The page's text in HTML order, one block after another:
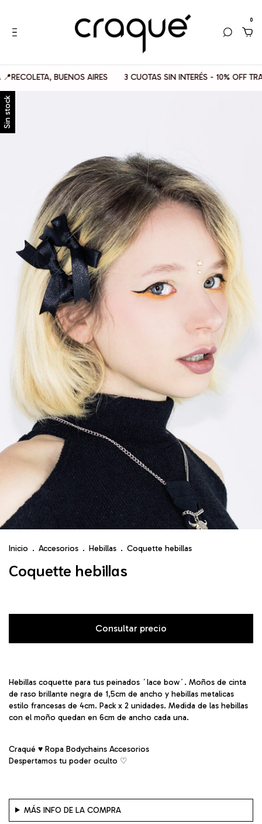
0
BUENOS AIRES 3 CUOTAS SIN INTERÉS - 10% OFF
Sin stock
Inicio . Accesorios . Hebillas . Coquette hebillas
Coquette hebillas
Hebillas coquette para tus peinados ´lace bow´. Moños de cinta
de raso brillante negra de 1,5cm de ancho y hebillas metalicas
estilo francesas de 4cm. Pack x 2 unidades. Medida de las hebillas
con el moño quedan en 6cm de ancho cada una.
Craqué ♥ Ropa Bodychains Accesorios
Despertamos tu poder oculto ♡︎
MÁS INFO DE LA COMPRA